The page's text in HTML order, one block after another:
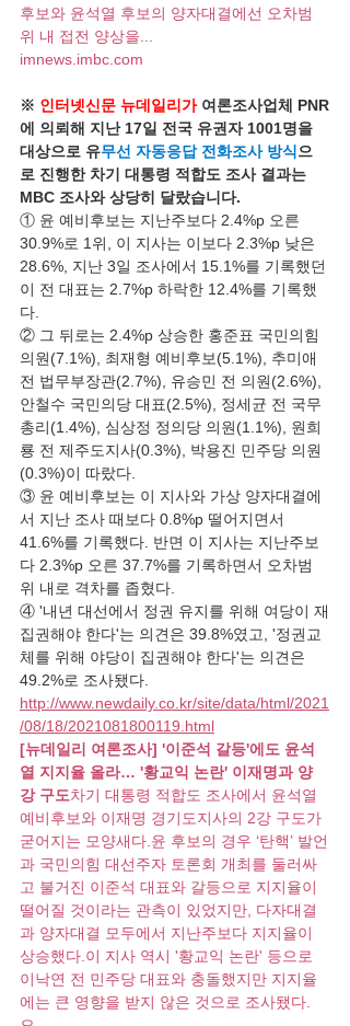
후보와 윤석열 후보의 양자대결에선 오차범
위 내 접전 양상을...
imnews.imbc.com
※ 인터넷신문 뉴데일리가 여론조사업체 PNR
에 의뢰해 지난 17일 전국 유권자 1001명을
대상으로 유무선 자동응답 전화조사 방식으
로 진행한 차기 대통령 적합도 조사 결과는
MBC 조사와 상당히 달랐습니다.
① 윤 예비후보는 지난주보다 2.4%p 오른
30.9%로 1위, 이 지사는 이보다 2.3%p 낮은
28.6%, 지난 3일 조사에서 15.1%를 기록했던
이 전 대표는 2.7%p 하락한 12.4%를 기록했
다.
② 그 뒤로는 2.4%p 상승한 홍준표 국민의힘
의원(7.1%), 최재형 예비후보(5.1%), 추미애
전 법무부장관(2.7%), 유승민 전 의원(2.6%),
안철수 국민의당 대표(2.5%), 정세균 전 국무
총리(1.4%), 심상정 정의당 의원(1.1%), 원희
룡 전 제주도지사(0.3%), 박용진 민주당 의원
(0.3%)이 따랐다.
③ 윤 예비후보는 이 지사와 가상 양자대결에
서 지난 조사 때보다 0.8%p 떨어지면서
41.6%를 기록했다. 반면 이 지사는 지난주보
다 2.3%p 오른 37.7%를 기록하면서 오차범
위 내로 격차를 좁혔다.
④ '내년 대선에서 정권 유지를 위해 여당이 재
집권해야 한다'는 의견은 39.8%였고, '정권교
체를 위해 야당이 집권해야 한다'는 의견은
49.2%로 조사됐다.
http://www.newdaily.co.kr/site/data/html/2021
/08/18/2021081800119.html
[뉴데일리 여론조사] '이준석 갈등'에도 윤석
열 지지율 올라… '황교익 논란' 이재명과 양
강 구도차기 대통령 적합도 조사에서 윤석열
예비후보와 이재명 경기도지사의 2강 구도가
굳어지는 모양새다.윤 후보의 경우 ‘탄핵’ 발언
과 국민의힘 대선주자 토론회 개최를 둘러싸
고 불거진 이준석 대표와 갈등으로 지지율이
떨어질 것이라는 관측이 있었지만, 다자대결
과 양자대결 모두에서 지난주보다 지지율이
상승했다.이 지사 역시 '황교익 논란' 등으로
이낙연 전 민주당 대표와 충돌했지만 지지율
에는 큰 영향을 받지 않은 것으로 조사됐다.